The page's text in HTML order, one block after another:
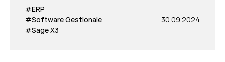
#ERP
#Software Gestionale
#Sage X3
30.09.2024